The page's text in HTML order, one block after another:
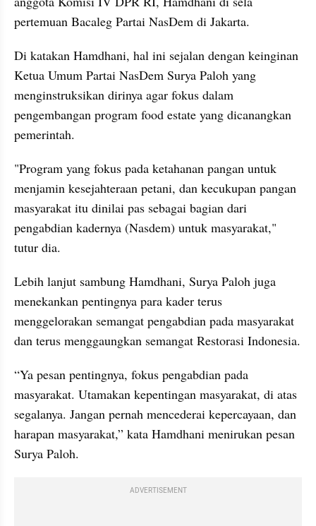
pertemuan Bacaleg Partai NasDem di Jakarta.
Di katakan Hamdhani, hal ini sejalan dengan keinginan
Ketua Umum Partai NasDem Surya Paloh yang
menginstruksikan dirinya agar fokus dalam
pengembangan program food estate yang dicanangkan
pemerintah.
"Program yang fokus pada ketahanan pangan untuk
menjamin kesejahteraan petani, dan kecukupan pangan
masyarakat itu dinilai pas sebagai bagian dari
pengabdian kadernya (Nasdem) untuk masyarakat,"
tutur dia.
Lebih lanjut sambung Hamdhani, Surya Paloh juga
menekankan pentingnya para kader terus
menggelorakan semangat pengabdian pada masyarakat
dan terus menggaungkan semangat Restorasi Indonesia.
“Ya pesan pentingnya, fokus pengabdian pada
masyarakat. Utamakan kepentingan masyarakat, di atas
segalanya. Jangan pernah mencederai kepercayaan, dan
harapan masyarakat,” kata Hamdhani menirukan pesan
Surya Paloh.
ADVERTISEMENT